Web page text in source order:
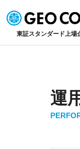
東証スタンダード上場
運